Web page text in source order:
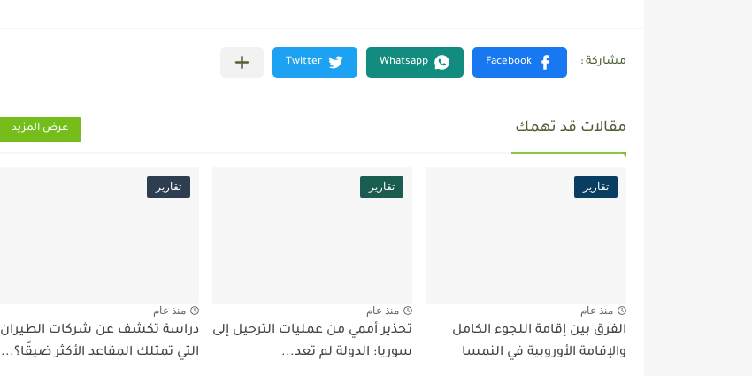
مقالات قد تهمك عرض المزيد
تقارير
منذ عام
الفرق بين إقامة اللجوء الكامل
والإقامة الأوروبية في النمسا
تقارير
منذ عام
تحذير أممي من عمليات الترحيل إلى
سوريا: الدولة لم تعد...
تقارير
منذ عام
دراسة تكشف عن شركات الطيران
التي تمتلك المقاعد الأكثر ضيقًا؟...